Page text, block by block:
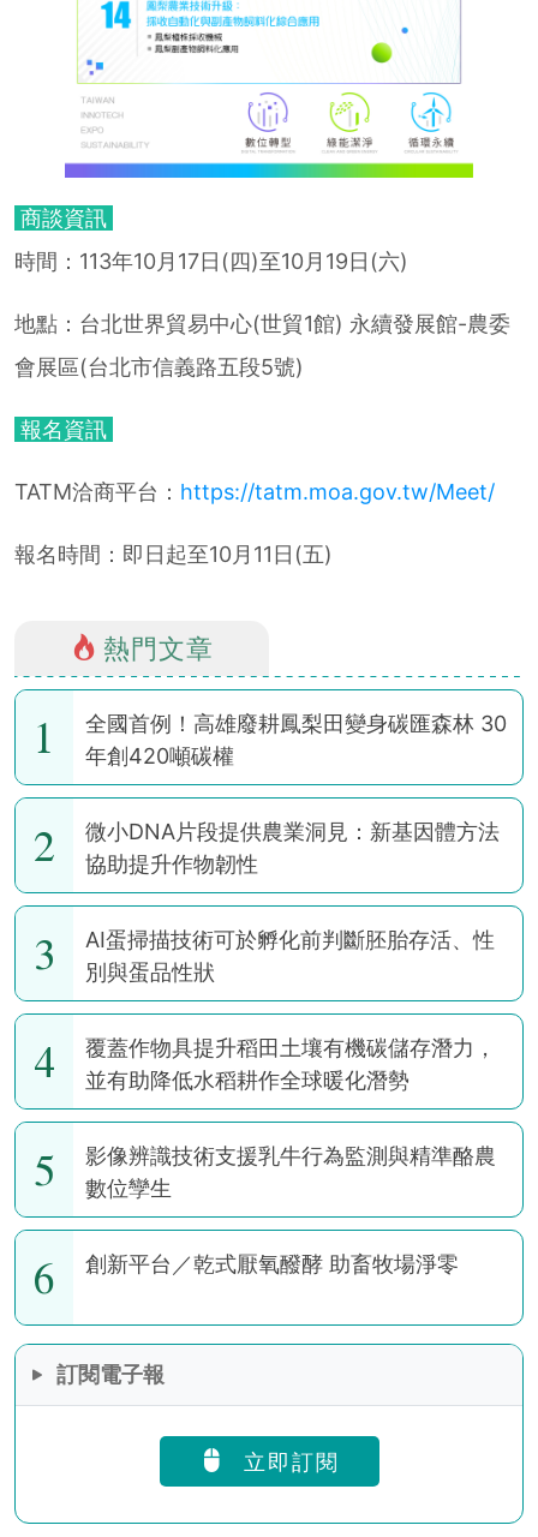
商談資訊
時間：113年10月17日(四)至10月19日(六)
地點：台北世界貿易中心(世貿1館) 永續發展館-農委
會展區(台北市信義路五段5號)
報名資訊
TATM洽商平台： https://tatm.moa.gov.tw/Meet/
報名時間：即日起至10月11日(五)
熱門文章
1
全國首例！高雄廢耕鳳梨田變身碳匯森林 30
年創420噸碳權
2
微小DNA片段提供農業洞見：新基因體方法
協助提升作物韌性
3
AI蛋掃描技術可於孵化前判斷胚胎存活、性
別與蛋品性狀
4
覆蓋作物具提升稻田土壤有機碳儲存潛力，
並有助降低水稻耕作全球暖化潛勢
5
影像辨識技術支援乳牛行為監測與精準酪農
數位孿生
6 創新平台／乾式厭氧醱酵 助畜牧場淨零
訂閱電子報
立即訂閱